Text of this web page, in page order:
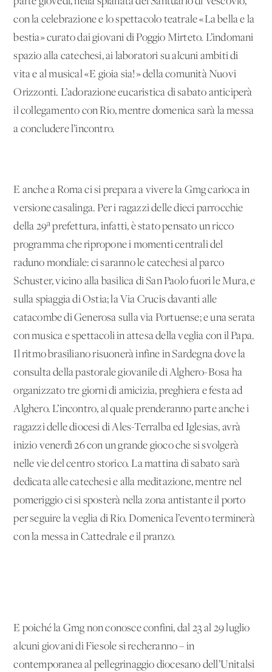
con la celebrazione e lo spettacolo teatrale «La bella e la
bestia» curato dai giovani di Poggio Mirteto. L’indomani
spazio alla catechesi, ai laboratori su alcuni ambiti di
vita e al musical «E gioia sia!» della comunità Nuovi
Orizzonti. L’adorazione eucaristica di sabato anticiperà
il collegamento con Rio, mentre domenica sarà la messa
a concludere l’incontro.
E anche a Roma ci si prepara a vivere la Gmg carioca in
versione casalinga. Per i ragazzi delle dieci parrocchie
della 29ª prefettura, infatti, è stato pensato un ricco
programma che ripropone i momenti centrali del
raduno mondiale: ci saranno le catechesi al parco
Schuster, vicino alla basilica di San Paolo fuori le Mura, e
sulla spiaggia di Ostia; la Via Crucis davanti alle
catacombe di Generosa sulla via Portuense; e una serata
con musica e spettacoli in attesa della veglia con il Papa.
Il ritmo brasiliano risuonerà infine in Sardegna dove la
consulta della pastorale giovanile di Alghero-Bosa ha
organizzato tre giorni di amicizia, preghiera e festa ad
Alghero. L’incontro, al quale prenderanno parte anche i
ragazzi delle diocesi di Ales-Terralba ed Iglesias, avrà
inizio venerdì 26 con un grande gioco che si svolgerà
nelle vie del centro storico. La mattina di sabato sarà
dedicata alle catechesi e alla meditazione, mentre nel
pomeriggio ci si sposterà nella zona antistante il porto
per seguire la veglia di Rio. Domenica l’evento terminerà
con la messa in Cattedrale e il pranzo.
E poiché la Gmg non conosce confini, dal 23 al 29 luglio
alcuni giovani di Fiesole si recheranno – in
contemporanea al pellegrinaggio diocesano dell’Unitalsi